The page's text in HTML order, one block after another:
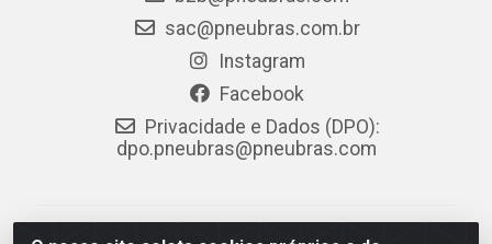
sac@pneubras.com.br
Instagram
Facebook
Privacidade e Dados (DPO):
dpo.pneubras@pneubras.com
PneuBras - Rodovia BR-101, KM 82 - Prazeres,